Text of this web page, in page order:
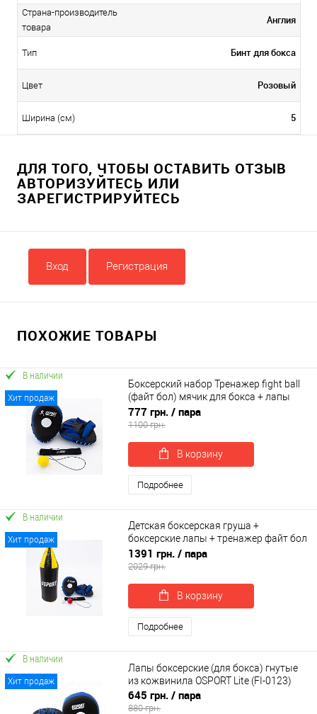
Страна-производитель
товара
Англия
Тип Бинт для бокса
Цвет Розовый
Ширина (см) 5
ДЛЯ ТОГО, ЧТОБЫ ОСТАВИТЬ ОТЗЫВ
АВТОРИЗУЙТЕСЬ ИЛИ
ЗАРЕГИСТРИРУЙТЕСЬ
Вход Регистрация
ПОХОЖИЕ ТОВАРЫ
Хит продаж
В наличии
Боксерский набор Тренажер fight ball
(файт бол) мячик для бокса + лапы
боксерские OSPORT BoxSet №1 (n-
0025)
777 грн. / пара
1100 грн.
В корзину
Подробнее
Хит продаж
В наличии
Детская боксерская груша +
боксерские лапы + тренажер файт бол
(мячик для бокса) OSPORT BoxSet №2
(n-0026)
1391 грн. / пара
2029 грн.
В корзину
Подробнее
Хит продаж
В наличии
Лапы боксерские (для бокса) гнутые
из кожвинила OSPORT Lite (FI-0123)
645 грн. / пара
880 грн.